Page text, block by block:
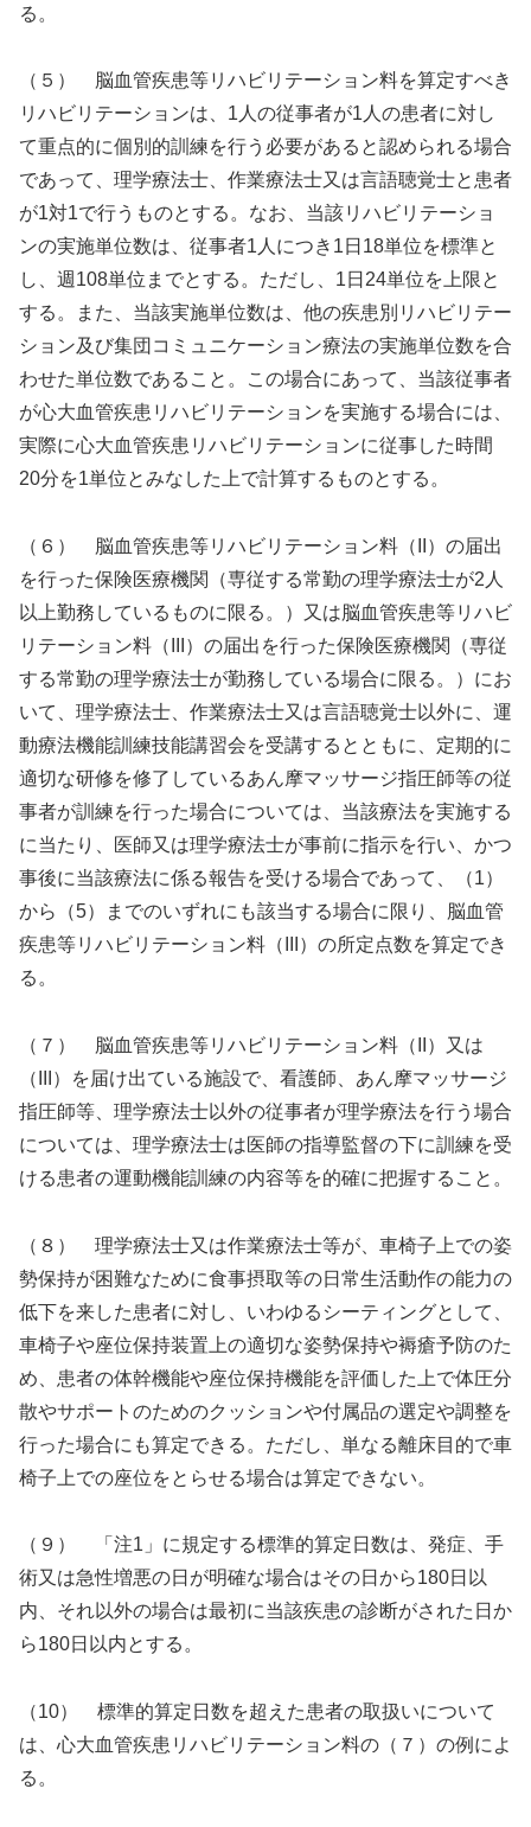
る。
（５） 脳血管疾患等リハビリテーション料を算定すべき
リハビリテーションは、1人の従事者が1人の患者に対し
て重点的に個別的訓練を行う必要があると認められる場合
であって、理学療法士、作業療法士又は言語聴覚士と患者
が1対1で行うものとする。なお、当該リハビリテーショ
ンの実施単位数は、従事者1人につき1日18単位を標準と
し、週108単位までとする。ただし、1日24単位を上限と
する。また、当該実施単位数は、他の疾患別リハビリテー
ション及び集団コミュニケーション療法の実施単位数を合
わせた単位数であること。この場合にあって、当該従事者
が心大血管疾患リハビリテーションを実施する場合には、
実際に心大血管疾患リハビリテーションに従事した時間
20分を1単位とみなした上で計算するものとする。
（６） 脳血管疾患等リハビリテーション料（II）の届出
を行った保険医療機関（専従する常勤の理学療法士が2人
以上勤務しているものに限る。）又は脳血管疾患等リハビ
リテーション料（III）の届出を行った保険医療機関（専従
する常勤の理学療法士が勤務している場合に限る。）にお
いて、理学療法士、作業療法士又は言語聴覚士以外に、運
動療法機能訓練技能講習会を受講するとともに、定期的に
適切な研修を修了しているあん摩マッサージ指圧師等の従
事者が訓練を行った場合については、当該療法を実施する
に当たり、医師又は理学療法士が事前に指示を行い、かつ
事後に当該療法に係る報告を受ける場合であって、（1）
から（5）までのいずれにも該当する場合に限り、脳血管
疾患等リハビリテーション料（III）の所定点数を算定でき
る。
（７） 脳血管疾患等リハビリテーション料（II）又は
（III）を届け出ている施設で、看護師、あん摩マッサージ
指圧師等、理学療法士以外の従事者が理学療法を行う場合
については、理学療法士は医師の指導監督の下に訓練を受
ける患者の運動機能訓練の内容等を的確に把握すること。
（８） 理学療法士又は作業療法士等が、車椅子上での姿
勢保持が困難なために食事摂取等の日常生活動作の能力の
低下を来した患者に対し、いわゆるシーティングとして、
車椅子や座位保持装置上の適切な姿勢保持や褥瘡予防のた
め、患者の体幹機能や座位保持機能を評価した上で体圧分
散やサポートのためのクッションや付属品の選定や調整を
行った場合にも算定できる。ただし、単なる離床目的で車
椅子上での座位をとらせる場合は算定できない。
（９） 「注1」に規定する標準的算定日数は、発症、手
術又は急性増悪の日が明確な場合はその日から180日以
内、それ以外の場合は最初に当該疾患の診断がされた日か
ら180日以内とする。
（10） 標準的算定日数を超えた患者の取扱いについて
は、心大血管疾患リハビリテーション料の（７）の例によ
る。